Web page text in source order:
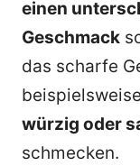
einen
Geschmack
das scharfe
beispielsweise
würzig oder
schmecken.